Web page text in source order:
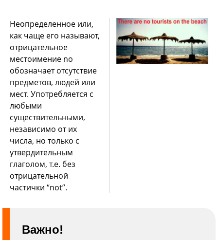
Неопределенное или,
как чаще его называют,
отрицательное
местоимение no
обозначает отсутствие
предметов, людей или
мест. Употребляется с
любыми
существительными,
независимо от их
числа, но только с
утвердительным
глаголом, т.е. без
отрицательной
частички “not”.
Важно!